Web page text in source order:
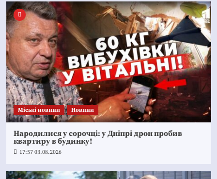
Mіські новини Новини
Народилися у сорочці: у Дніпрі дрон пробив
квартиру в будинку!
17:57 03.08.2026